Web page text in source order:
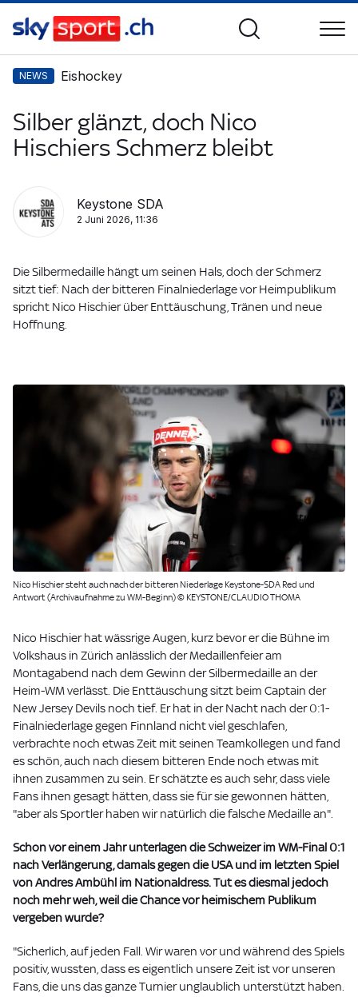
NEWS Eishockey
Silber glänzt, doch Nico
Hischiers Schmerz bleibt
Keystone SDA
2 Juni 2026, 11:36
Die Silbermedaille hängt um seinen Hals, doch der Schmerz
sitzt tief: Nach der bitteren Finalniederlage vor Heimpublikum
spricht Nico Hischier über Enttäuschung, Tränen und neue
Hoffnung.
Nico Hischier steht auch nach der bitteren Niederlage Keystone-SDA Red und
Antwort (Archivaufnahme zu WM-Beginn) © KEYSTONE/CLAUDIO THOMA
Nico Hischier hat wässrige Augen, kurz bevor er die Bühne im
Volkshaus in Zürich anlässlich der Medaillenfeier am
Montagabend nach dem Gewinn der Silbermedaille an der
Heim-WM verlässt. Die Enttäuschung sitzt beim Captain der
New Jersey Devils noch tief. Er hat in der Nacht nach der 0:1-
Finalniederlage gegen Finnland nicht viel geschlafen,
verbrachte noch etwas Zeit mit seinen Teamkollegen und fand
es schön, auch nach diesem bitteren Ende noch etwas mit
ihnen zusammen zu sein. Er schätzte es auch sehr, dass viele
Fans ihnen gesagt hätten, dass sie für sie gewonnen hätten,
"aber als Sportler haben wir natürlich die falsche Medaille an".
Schon vor einem Jahr unterlagen die Schweizer im WM-Final 0:1
nach Verlängerung, damals gegen die USA und im letzten Spiel
von Andres Ambühl im Nationaldress. Tut es diesmal jedoch
noch mehr weh, weil die Chance vor heimischem Publikum
vergeben wurde?
"Sicherlich, auf jeden Fall. Wir waren vor und während des Spiels
positiv, wussten, dass es eigentlich unsere Zeit ist vor unseren
Fans, die uns das ganze Turnier unglaublich unterstützt haben.